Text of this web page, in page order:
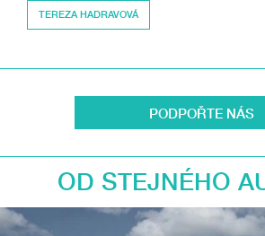
TEREZA HADRAVOVÁ
PODPOŘTE NÁS
OD STEJNÉHO